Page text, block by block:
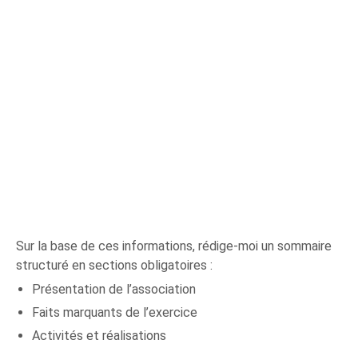
Sur la base de ces informations, rédige-moi un sommaire
structuré en sections obligatoires :
Présentation de l’association
Faits marquants de l’exercice
Activités et réalisations